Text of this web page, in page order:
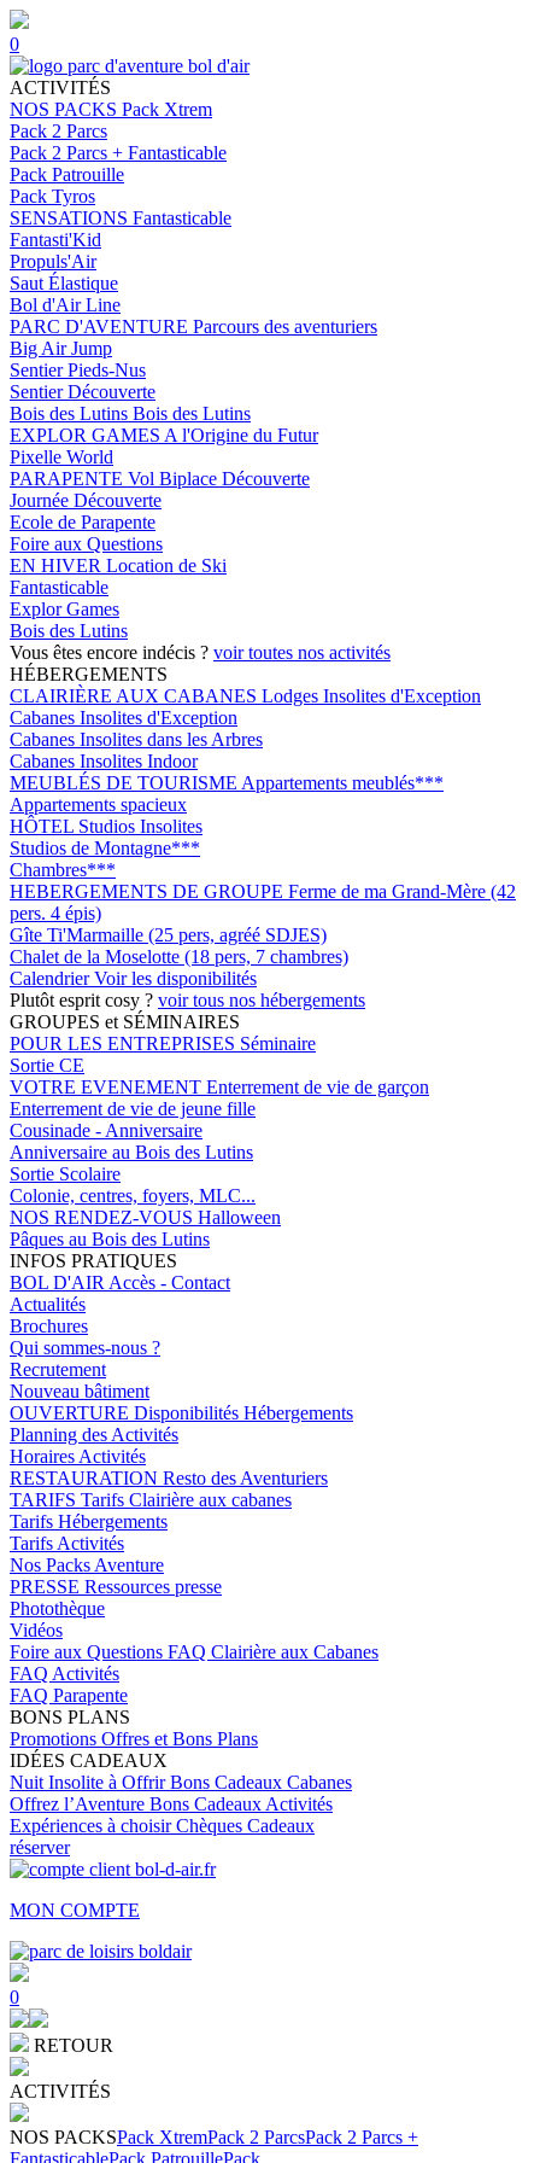
0
ACTIVITÉS
NOS PACKS Pack Xtrem
Pack 2 Parcs
Pack 2 Parcs + Fantasticable
Pack Patrouille
Pack Tyros
SENSATIONS Fantasticable
Fantasti'Kid
Propuls'Air
Saut Élastique
Bol d'Air Line
PARC D'AVENTURE Parcours des aventuriers
Big Air Jump
Sentier Pieds-Nus
Sentier Découverte
Bois des Lutins Bois des Lutins
EXPLOR GAMES A l'Origine du Futur
Pixelle World
PARAPENTE Vol Biplace Découverte
Journée Découverte
Ecole de Parapente
Foire aux Questions
EN HIVER Location de Ski
Fantasticable
Explor Games
Bois des Lutins
Vous êtes encore indécis ? voir toutes nos activités
HÉBERGEMENTS
CLAIRIÈRE AUX CABANES Lodges Insolites d'Exception
Cabanes Insolites d'Exception
Cabanes Insolites dans les Arbres
Cabanes Insolites Indoor
MEUBLÉS DE TOURISME Appartements meublés***
Appartements spacieux
HÔTEL Studios Insolites
Studios de Montagne***
Chambres***
HEBERGEMENTS DE GROUPE Ferme de ma Grand-Mère (42
pers. 4 épis)
Gîte Ti'Marmaille (25 pers, agréé SDJES)
Chalet de la Moselotte (18 pers, 7 chambres)
CalendrierVoir les disponibilités
Plutôt esprit cosy ? voir tous nos hébergements
GROUPES et SÉMINAIRES
POUR LES ENTREPRISES Séminaire
Sortie CE
VOTRE EVENEMENT Enterrement de vie de garçon
Enterrement de vie de jeune fille
Cousinade - Anniversaire
Anniversaire au Bois des Lutins
Sortie Scolaire
Colonie, centres, foyers, MLC...
NOS RENDEZ-VOUS Halloween
Pâques au Bois des Lutins
INFOS PRATIQUES
BOL D'AIR Accès - Contact
Actualités
Brochures
Qui sommes-nous ?
Recrutement
Nouveau bâtiment
OUVERTURE Disponibilités Hébergements
Planning des Activités
Horaires Activités
RESTAURATION Resto des Aventuriers
TARIFS Tarifs Clairière aux cabanes
Tarifs Hébergements
Tarifs Activités
Nos Packs Aventure
PRESSE Ressources presse
Photothèque
Vidéos
Foire aux Questions FAQ Clairière aux Cabanes
FAQ Activités
FAQ Parapente
BONS PLANS
Promotions Offres et Bons Plans
IDÉES CADEAUX
Nuit Insolite à OffrirBons Cadeaux Cabanes
Offrez l’Aventure Bons Cadeaux Activités
Expériences à choisirChèques Cadeaux
réserver
MON COMPTE
0
RETOUR
ACTIVITÉS
NOS PACKSPack XtremPack 2 ParcsPack 2 Parcs +
FantasticablePack PatrouillePack